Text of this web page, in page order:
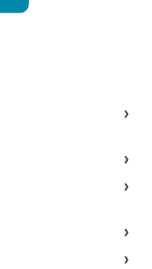
›
›
›
›
›